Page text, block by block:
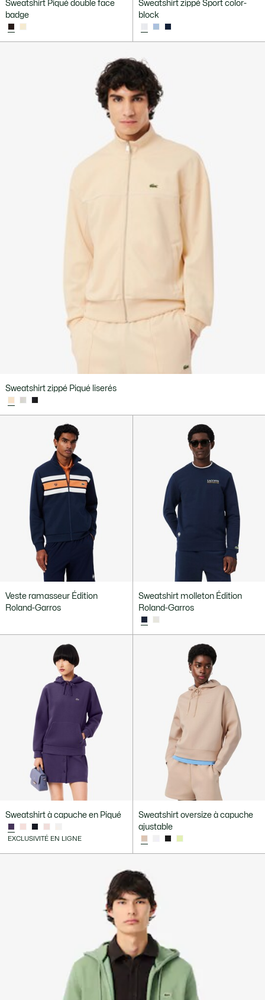
Sweatshirt Piqué double face
badge
Sweatshirt zippé Sport color-
block
Sweatshirt zippé Piqué liserés
Veste ramasseur Édition
Roland-Garros
Sweatshirt molleton Édition
Roland-Garros
Sweatshirt à capuche en Piqué
EXCLUSIVITÉ EN LIGNE
Sweatshirt oversize à capuche
ajustable